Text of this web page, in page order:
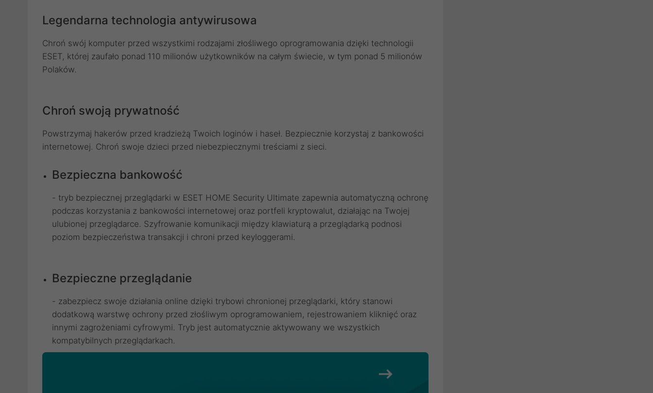
Legendarna technologia antywirusowa
Chroń swój komputer przed wszystkimi rodzajami złośliwego oprogramowania dzięki technologii
ESET, której zaufało ponad 110 milionów użytkowników na całym świecie, w tym ponad 5 milionów
Polaków.
Chroń swoją prywatność
Powstrzymaj hakerów przed kradzieżą Twoich loginów i haseł. Bezpiecznie korzystaj z bankowości
internetowej. Chroń swoje dzieci przed niebezpiecznymi treściami z sieci.
Bezpieczna bankowość
- tryb bezpiecznej przeglądarki w ESET HOME Security Ultimate zapewnia automatyczną ochronę
podczas korzystania z bankowości internetowej oraz portfeli kryptowalut, działając na Twojej
ulubionej przeglądarce. Szyfrowanie komunikacji między klawiaturą a przeglądarką podnosi
poziom bezpieczeństwa transakcji i chroni przed keyloggerami.
Bezpieczne przeglądanie
- zabezpiecz swoje działania online dzięki trybowi chronionej przeglądarki, który stanowi
dodatkową warstwę ochrony przed złośliwym oprogramowaniem, rejestrowaniem kliknięć oraz
innymi zagrożeniami cyfrowymi. Tryb jest automatycznie aktywowany we wszystkich
kompatybilnych przeglądarkach.